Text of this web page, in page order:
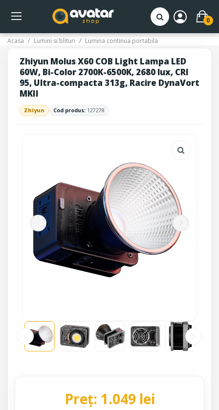
0
Acasa Lumini si blituri Lumina continua portabila
Zhiyun Molus X60 COB Light Lampa LED
60W, Bi-Color 2700K-6500K, 2680 lux, CRI
95, Ultra-compacta 313g, Racire DynaVort
MKII
Zhiyun Cod produs: 127278
Preț: 1.049 lei